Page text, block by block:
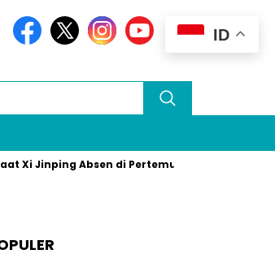
Absen di Pertemuan Puncak Rio
ID